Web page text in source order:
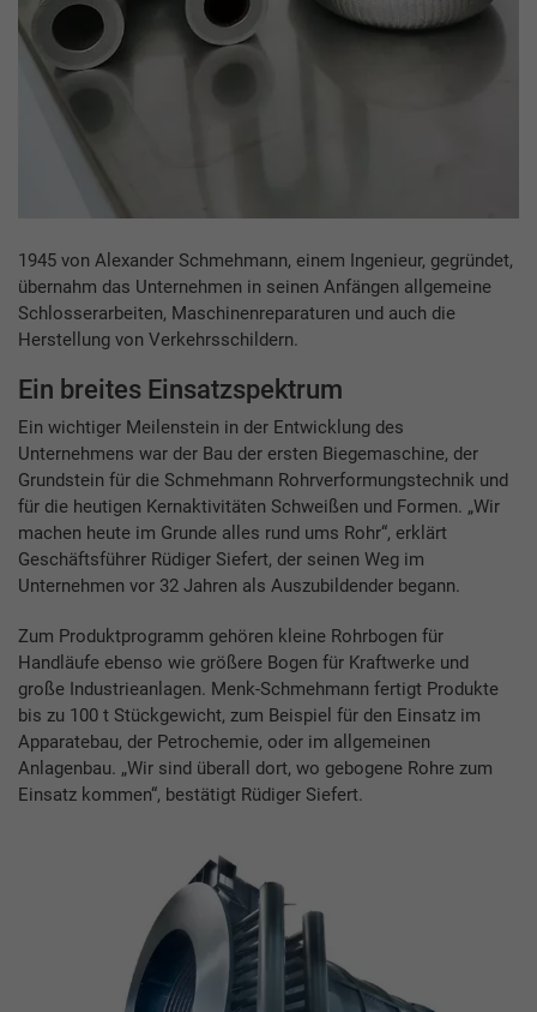
1945 von Alexander Schmehmann, einem Ingenieur, gegründet,
übernahm das Unternehmen in seinen Anfängen allgemeine
Schlosserarbeiten, Maschinenreparaturen und auch die
Herstellung von Verkehrsschildern.
Ein breites Einsatzspektrum
Ein wichtiger Meilenstein in der Entwicklung des
Unternehmens war der Bau der ersten Biegemaschine, der
Grundstein für die Schmehmann Rohrverformungstechnik und
für die heutigen Kernaktivitäten Schweißen und Formen. „Wir
machen heute im Grunde alles rund ums Rohr“, erklärt
Geschäftsführer Rüdiger Siefert, der seinen Weg im
Unternehmen vor 32 Jahren als Auszubildender begann.
Zum Produktprogramm gehören kleine Rohrbogen für
Handläufe ebenso wie größere Bogen für Kraftwerke und
große Industrieanlagen. Menk-Schmehmann fertigt Produkte
bis zu 100 t Stückgewicht, zum Beispiel für den Einsatz im
Apparatebau, der Petrochemie, oder im allgemeinen
Anlagenbau. „Wir sind überall dort, wo gebogene Rohre zum
Einsatz kommen“, bestätigt Rüdiger Siefert.